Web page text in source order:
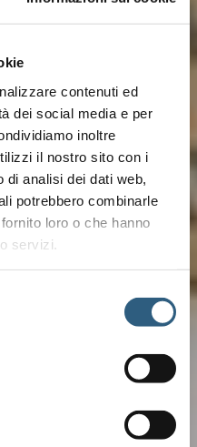
contenuti ed
dei social media e per
inoltre
il nostro sito con i
analisi dei dati web,
potrebbero combinarle
loro o che hanno
servizi.